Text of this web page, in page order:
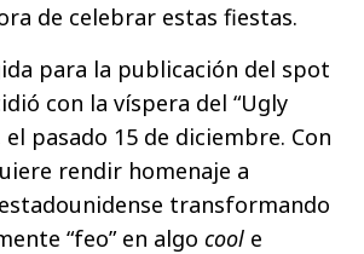
de celebrar estas fiestas.
para la publicación del spot
con la víspera del “Ugly
el pasado 15 de diciembre. Con
rendir homenaje a
transformando
“feo” en algo cool e